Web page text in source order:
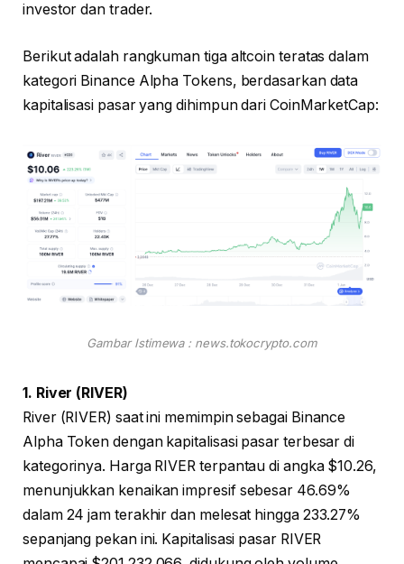
investor dan trader.
Berikut adalah rangkuman tiga altcoin teratas dalam
kategori Binance Alpha Tokens, berdasarkan data
kapitalisasi pasar yang dihimpun dari CoinMarketCap:
Gambar Istimewa : news.tokocrypto.com
1. River (RIVER)
River (RIVER) saat ini memimpin sebagai Binance
Alpha Token dengan kapitalisasi pasar terbesar di
kategorinya. Harga RIVER terpantau di angka $10.26,
menunjukkan kenaikan impresif sebesar 46.69%
dalam 24 jam terakhir dan melesat hingga 233.27%
sepanjang pekan ini. Kapitalisasi pasar RIVER